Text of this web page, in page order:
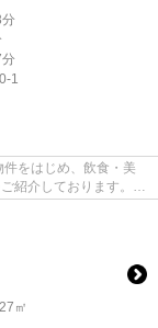
分
分
1
をはじめ、飲食・美
紹介しております。
㎡